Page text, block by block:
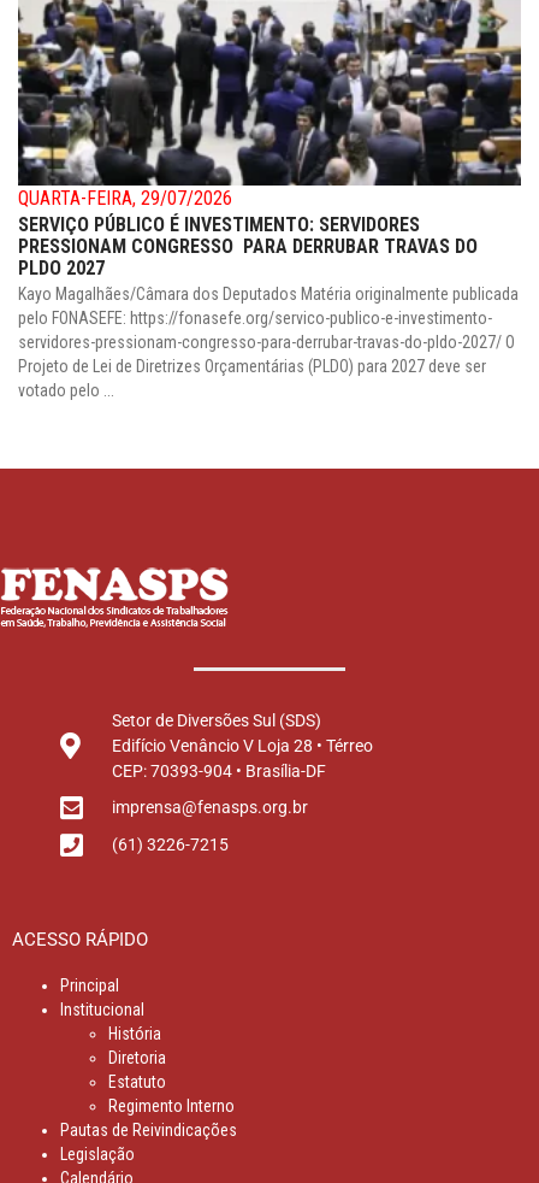
QUARTA-FEIRA, 29/07/2026
SERVIÇO PÚBLICO É INVESTIMENTO: SERVIDORES
PRESSIONAM CONGRESSO PARA DERRUBAR TRAVAS DO
PLDO 2027
Kayo Magalhães/Câmara dos Deputados Matéria originalmente publicada
pelo FONASEFE: https://fonasefe.org/servico-publico-e-investimento-
servidores-pressionam-congresso-para-derrubar-travas-do-pldo-2027/ O
Projeto de Lei de Diretrizes Orçamentárias (PLDO) para 2027 deve ser
votado pelo ...
Setor de Diversões Sul (SDS)
Edifício Venâncio V Loja 28 • Térreo
CEP: 70393-904 • Brasília-DF
imprensa@fenasps.org.br
(61) 3226-7215
ACESSO RÁPIDO
Principal
Institucional
História
Diretoria
Estatuto
Regimento Interno
Pautas de Reivindicações
Legislação
Calendário